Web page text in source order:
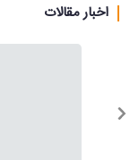
اخبار مقالات